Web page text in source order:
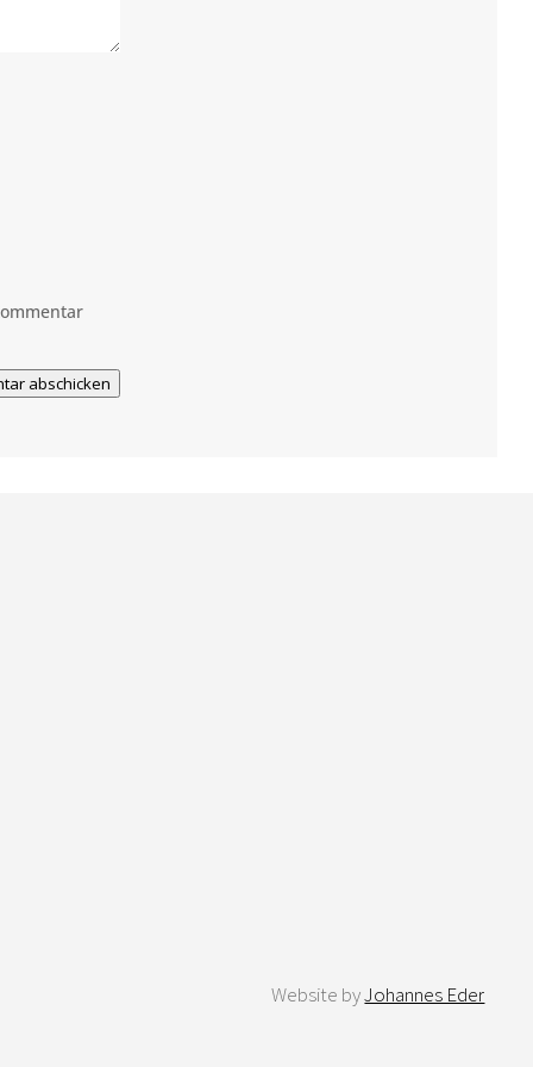
abschicken
Website byJohannes Eder